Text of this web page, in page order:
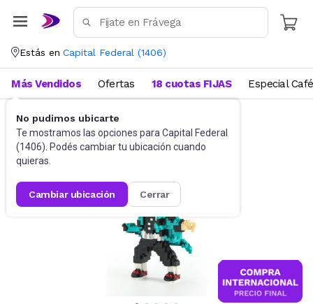
Estás en Capital Federal (1406)
No pudimos ubicarte
Te mostramos las opciones para Capital Federal
(1406). Podés cambiar tu ubicación cuando
quieras.
cambiar ubicación cerrar
Más Vendidos Ofertas 18 cuotas FIJAS Especial Café
Juguetes y Juegos